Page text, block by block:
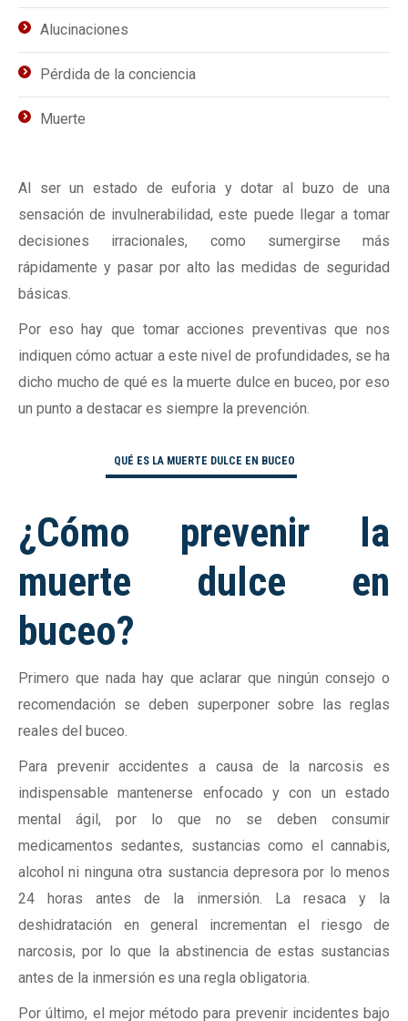
Alucinaciones
Pérdida de la conciencia
Muerte
Al ser un estado de euforia y dotar al buzo de una
sensación de invulnerabilidad, este puede llegar a tomar
decisiones irracionales, como sumergirse más
rápidamente y pasar por alto las medidas de seguridad
básicas.
Por eso hay que tomar acciones preventivas que nos
indiquen cómo actuar a este nivel de profundidades, se ha
dicho mucho de qué es la muerte dulce en buceo, por eso
un punto a destacar es siempre la prevención.
QUÉ ES LA MUERTE DULCE EN BUCEO
¿Cómo prevenir la
muerte dulce en
buceo?
Primero que nada hay que aclarar que ningún consejo o
recomendación se deben superponer sobre las reglas
reales del buceo.
Para prevenir accidentes a causa de la narcosis es
indispensable mantenerse enfocado y con un estado
mental ágil, por lo que no se deben consumir
medicamentos sedantes, sustancias como el cannabis,
alcohol ni ninguna otra sustancia depresora por lo menos
24 horas antes de la inmersión. La resaca y la
deshidratación en general incrementan el riesgo de
narcosis, por lo que la abstinencia de estas sustancias
antes de la inmersión es una regla obligatoria.
Por último, el mejor método para prevenir incidentes bajo